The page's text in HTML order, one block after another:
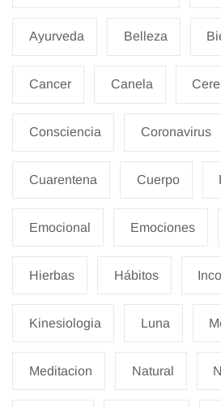
Ayurveda Belleza
Cancer Canela
Consciencia Coronavirus
Cuarentena Cuerpo
Emocional Emociones
Hierbas Hábitos
Kinesiologia Luna
Meditacion Natural